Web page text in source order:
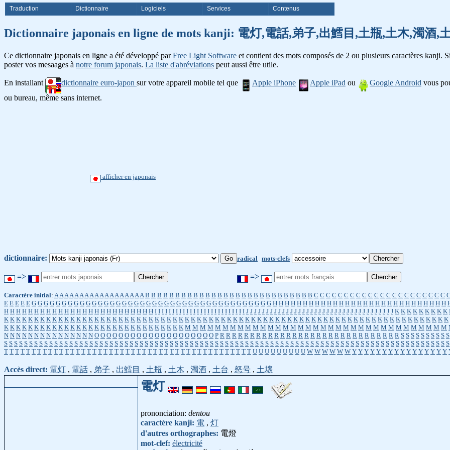
Traduction Dictionnaire Logiciels Services Contenus
Dictionnaire japonais en ligne de mots kanji: 電灯,電話,弟子,出鱈目,土瓶,土木,濁酒,
Ce dictionnaire japonais en ligne a été développé parFree Light Software et contient des mots composés de 2 ou plusieurs caractères kanji.
poster vos mesaages à notre forum japonais. La liste d'abréviations peut aussi être utile.
En installant dictionnaire euro-japon sur votre appareil mobile tel que Apple iPhone Apple iPad ou Google Android vous
ou bureau, même sans internet.
afficher en japonais
dictionnaire: radical mots-clefs
=> =>
Caractère initial: A A A A A A A A A A A A A A A A A A B B B B B B B B B B B B B B B B B B B B B B B B B B B B C C C C C C C C C C C C C C C C C C C C C C C
E E E E E G G G G G G G G G G G G G G G G G G G G G G G G G G G G G G G G G G G G G G G G H H H H H H H H H H H H H H H H H H H H H H H H H H H H H
H H H H H H H H H H H H H H H H H H H H H H H H H I I I I I I I I I I I I I I I I I I I I I I I I I I J J J J J J J J J J J J J J J J J J J J J J J J J J J J J J J J J J J J J K K K K K K K K K
K K K K K K K K K K K K K K K K K K K K K K K K K K K K K K K K K K K K K K K K K K K K K K K K K K K K K K K K K K K K K K K K K K K K K K K K K K
K K K K K K K K K K K K K K K K K K K K K K K K K K K K K K M M M M M M M M M M M M M M M M M M M M M M M M M M M M M M M M M M M
N N N N N N N N N N N N N N N O O O O O O O O O O O O O O O O O O O O P R R R R R R R R R R R R R R R R R R R R R R R R R R R R R R S S S S S S S S S S
S S S S S S S S S S S S S S S S S S S S S S S S S S S S S S S S S S S S S S S S S S S S S S S S S S S S S S S S S S S S S S S S S S S S S S S S S S S S S S S S S S S S S S S S S
T T T T T T T T T T T T T T T T T T T T T T T T T T T T T T T T T T T T T T T T T T T T T U U U U U U U U U W W W W W W Y Y Y Y Y Y Y Y Y Y Y Y Y Y Y Y
Accès direct: 電灯 , 電話 , 弟子 , 出鱈目 , 土瓶 , 土木 , 濁酒 , 土台 , 怒号 , 土壌
電灯
prononciation: dentou
caractère kanji: 電 , 灯
d'autres orthographes: 電燈
mot-clef: électricité